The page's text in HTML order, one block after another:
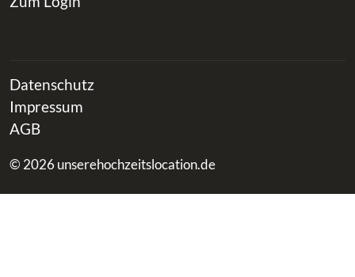
Datenschutz
Impressum
AGB
© 2026 unserehochzeitslocation.de